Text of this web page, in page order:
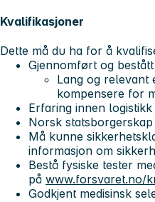
Kvalifikasjoner
Dette må du ha for å
Gjennomført og
Lang og relevant
kompensere for
Erfaring innen logistikk
Norsk statsborgerskap
Må kunne
informasjon om
Bestå fysiske tester
på www.forsvaret.no/
Godkjent medisinsk